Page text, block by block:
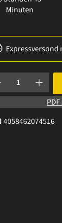
Minuten
Expressversand
Anzahl: Gib
4058462074516